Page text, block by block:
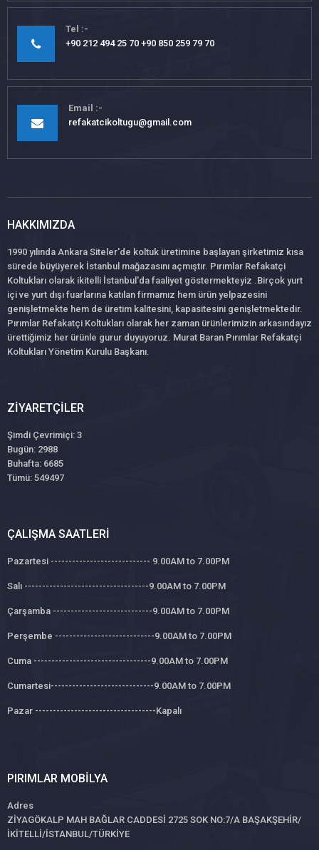
Tel
+90 212 494 25 70 +90 850 259 79 70
Email
refakatcikoltugu@gmail.com
HAKKIMIZDA
1990 yılında Ankara Siteler'de koltuk üretimine başlayan şirketimiz kısa
sürede büyüyerek İstanbul mağazasını açmıştır. Pırımlar Refakatçi
Koltukları olarak ikitelli İstanbul'da faaliyet göstermekteyiz .Birçok yurt
içi ve yurt dışı fuarlarına katılan firmamız hem ürün yelpazesini
genişletmekte hem de üretim kalitesini, kapasitesini genişletmektedir.
Pırımlar Refakatçi Koltukları olarak her zaman ürünlerimizin arkasındayız
ürettiğimiz her ürünle gurur duyuyoruz. Murat Baran Pırımlar Refakatçi
Koltukları Yönetim Kurulu Başkanı.
ZIYARETÇILER
Şimdi Çevrimiçi: 3
Bugün: 2988
Buhafta: 6685
Tümü: 549497
ÇALIŞMA SAATLERI
Pazartesi ---------------------------- 9.00AM to 7.00PM
Salı -----------------------------------9.00AM to 7.00PM
Çarşamba ----------------------------9.00AM to 7.00PM
Perşembe ----------------------------9.00AM to 7.00PM
Cuma ---------------------------------9.00AM to 7.00PM
Cumartesi-----------------------------9.00AM to 7.00PM
Pazar ----------------------------------Kapalı
PIRIMLAR MOBILYA
Adres
ZİYAGÖKALP MAH BAĞLAR CADDESİ 2725 SOK NO:7/A BAŞAKŞEHİR/
İKİTELLİ/İSTANBUL/TÜRKİYE